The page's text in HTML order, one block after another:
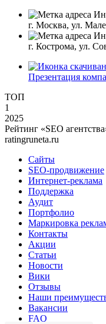
г. Москва, ул.
г. Кострома, ул.
Презентация
ТОП
1
2025
Рейтинг «SEO
ratingruneta.ru
Сайты
SEO-продвижение
Интернет-реклама
Поддержка
Аудит
Портфолио
Маркировка
Контакты
Акции
Статьи
Новости
Вики
Отзывы
Наши
Вакансии
FAQ